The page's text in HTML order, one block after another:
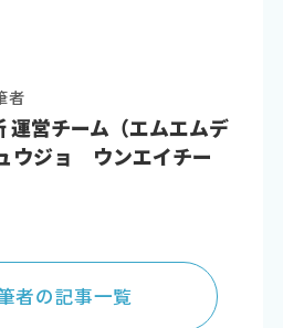
者
運営チーム（エムエムデ
ウジョ ウンエイチー
者の記事一覧